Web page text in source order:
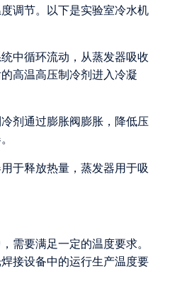
调节。以下是实验室冷水机
中循环流动，从蒸发器吸收
高温高压制冷剂进入冷凝
剂通过膨胀阀膨胀，降低压
于释放热量，蒸发器用于吸
需要满足一定的温度要求。
接设备中的运行生产温度要